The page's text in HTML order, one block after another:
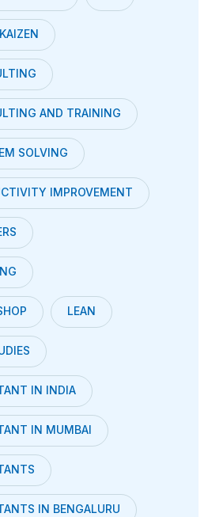
KAIZEN
AND TRAINING
SOLVING
IMPROVEMENT
LEAN
IN INDIA
IN MUMBAI
IN BENGALURU